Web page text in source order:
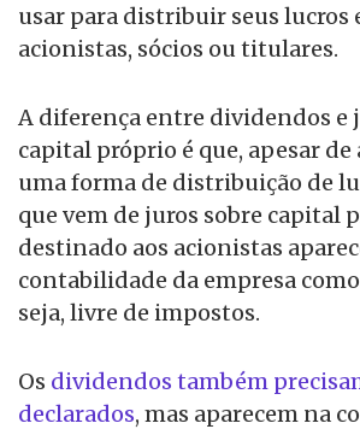
usar para distribuir seus lucros
acionistas, sócios ou titulares.
A diferença entre dividendos e
capital próprio é que, apesar de
uma forma de distribuição de
que vem de juros sobre capital
destinado aos acionistas
contabilidade da empresa
seja, livre de impostos.
Os dividendos também
declarados, mas aparecem na